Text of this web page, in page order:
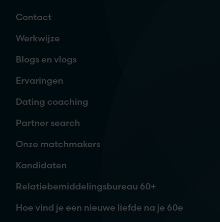
Contact
Werkwijze
Blogs en vlogs
Ervaringen
Dating coaching
Partner search
Onze matchmakers
Kandidaten
Relatiebemiddelingsbureau 60+
Hoe vind je een nieuwe liefde na je 60e
liefde
Naam